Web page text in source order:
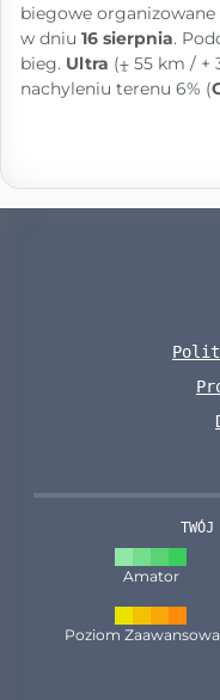
biegowe
w dniu 16 sierpnia.
bieg. Ultra (⨦ 55 km / +
nachyleniu terenu 6% (
Amator
Poziom